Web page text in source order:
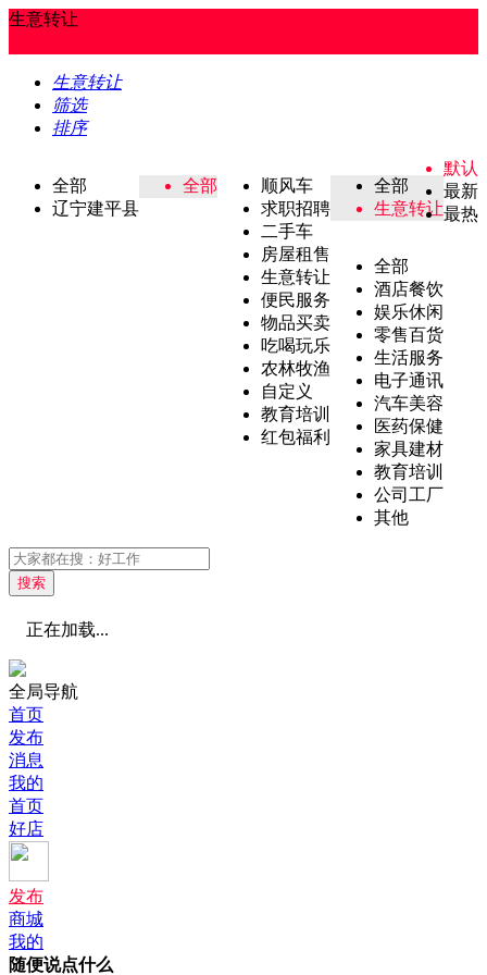
生意转让
生意转让
筛选
排序
全部
辽宁建平县
全部
顺风车
求职招聘
二手车
房屋租售
生意转让
便民服务
物品买卖
吃喝玩乐
农林牧渔
自定义
教育培训
红包福利
全部
生意转让
全部
酒店餐饮
娱乐休闲
零售百货
生活服务
电子通讯
汽车美容
医药保健
家具建材
教育培训
公司工厂
其他
默认
最新
最热
搜索
正在加载...
全局导航
首页
发布
消息
我的
首页
好店
发布
商城
我的
随便说点什么